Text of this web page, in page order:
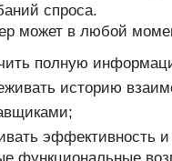
спроса.
может в любой
полную
историю
эффективность
функциональные